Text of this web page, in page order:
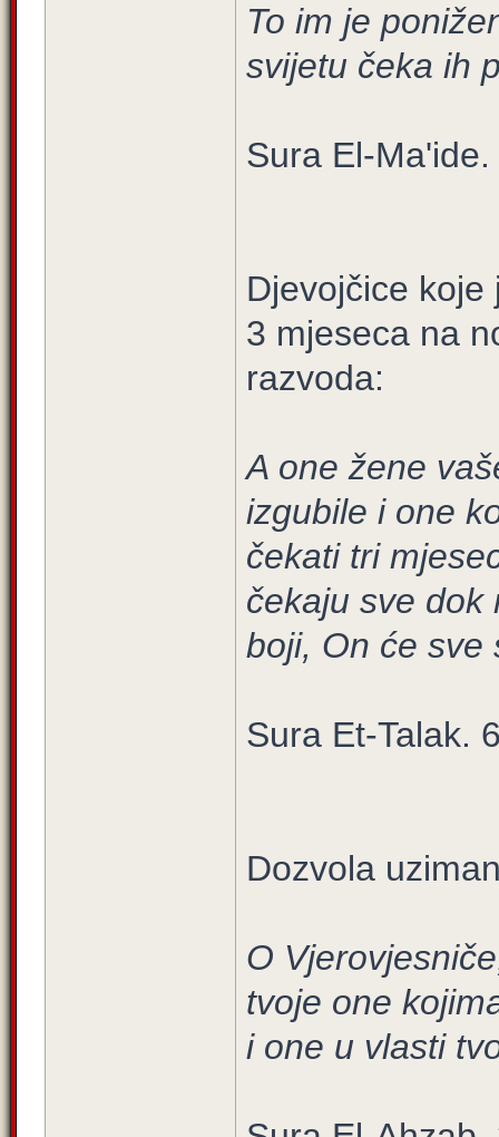
To im je
svijetu čeka ih
Sura El-
Djevojčice
3 mjeseca na
razvoda:
A one žene
izgubile i one
čekati tri
čekaju sve dok
boji, On će sve
Sura Et-Talak.
Dozvola
O
tvoje one
i one u vlasti